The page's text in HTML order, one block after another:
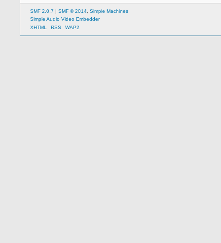
SMF 2.0.7 | SMF © 2014 Simple Machines
Simple Audio Video Embedder
XHTML
RSS WAP2